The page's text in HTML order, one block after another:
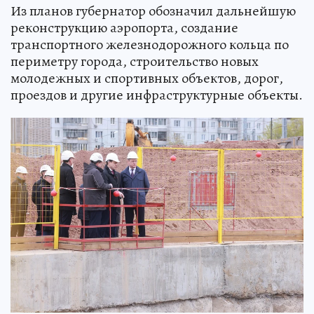
Из планов губернатор обозначил дальнейшую
реконструкцию аэропорта, создание
транспортного железнодорожного кольца по
периметру города, строительство новых
молодежных и спортивных объектов, дорог,
проездов и другие инфраструктурные объекты.